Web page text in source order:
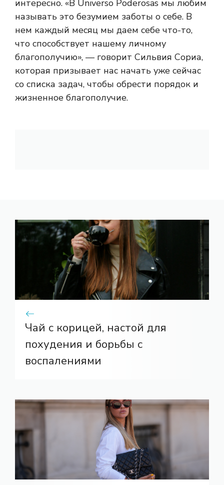
интересно. «В Universo Poderosas мы любим
называть это безумием заботы о себе. В
нем каждый месяц мы даем себе что-то,
что способствует нашему личному
благополучию», — говорит Сильвия Сориа,
которая призывает нас начать уже сейчас
со списка задач, чтобы обрести порядок и
жизненное благополучие.
Чай с корицей, настой для
похудения и борьбы с
воспалениями